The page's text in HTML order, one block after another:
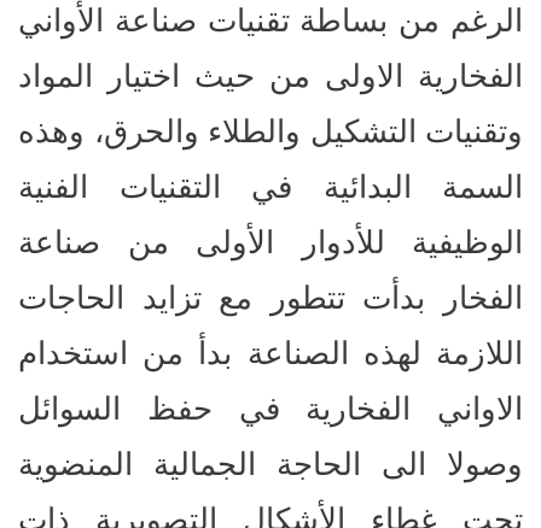
الرغم من بساطة تقنيات صناعة الأواني
الفخارية الاولى من حيث اختيار المواد
وتقنيات التشكيل والطلاء والحرق، وهذه
السمة البدائية في التقنيات الفنية
الوظيفية للأدوار الأولى من صناعة
الفخار بدأت تتطور مع تزايد الحاجات
اللازمة لهذه الصناعة بدأ من استخدام
الاواني الفخارية في حفظ السوائل
وصولا الى الحاجة الجمالية المنضوية
تحت غطاء الأشكال التصويرية ذات